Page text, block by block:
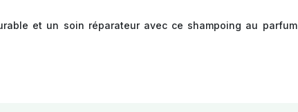
et un soin réparateur avec ce shampoing au